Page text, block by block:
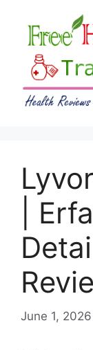
content
|
June 1, 2026